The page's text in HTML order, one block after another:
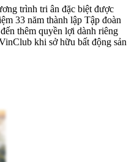
trình tri ân đặc biệt được
33 năm thành lập Tập đoàn
thêm quyền lợi dành riêng
khi sở hữu bất động sản